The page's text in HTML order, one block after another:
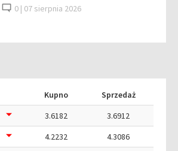
0 | 07 sierpnia 2026
Kupno
Sprzedaż
3.6182
3.6912
4.2232
4.3086